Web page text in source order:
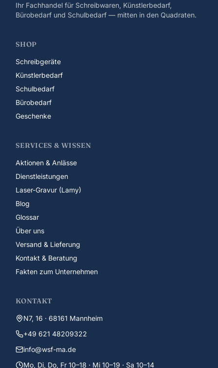
Ihr Fachhandel für Schreibwaren, Künstlerbedarf,
Bürobedarf und Schulbedarf — mitten in den Quadraten.
SHOP
Schreibgeräte
Künstlerbedarf
Schulbedarf
Bürobedarf
Geschenke
SERVICES & WISSEN
Aktionen & Anlässe
Dienstleistungen
Laser-Gravur (Lamy)
Blog
Glossar
Über uns
Versand & Lieferung
Kontakt & Beratung
Fakten zum Unternehmen
KONTAKT
N7, 16 · 68161 Mannheim
+49 621 48209322
info@wsf-ma.de
Mo, Di, Do, Fr 10–18 · Mi 10–19 · Sa 10–14